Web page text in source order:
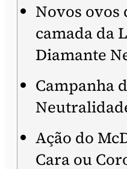
Novos ovos
camada da
Diamante
Campanha
Ação do
Cara ou